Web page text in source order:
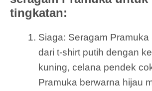
tingkatan:
Siaga: Seragam Pramuka
dari t-shirt putih dengan
kuning, celana pendek
Pramuka berwarna hijau